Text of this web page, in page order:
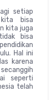
setiap
bisa
kita juga
bisa
Hal ini
karena
seperti
telah